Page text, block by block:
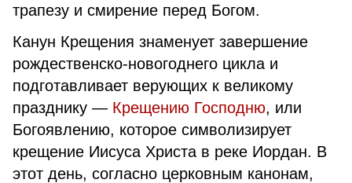
трапезу и смирение перед Богом.
Канун Крещения знаменует завершение
рождественско-новогоднего цикла и
подготавливает верующих к великому
празднику — Крещению Господню, или
Богоявлению, которое символизирует
крещение Иисуса Христа в реке Иордан. В
этот день, согласно церковным канонам,